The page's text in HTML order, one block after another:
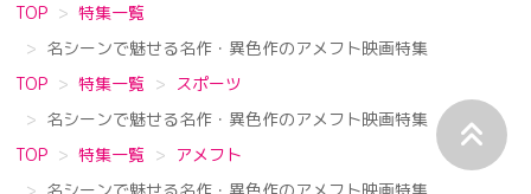
TOP
特集一覧
名シーンで魅せる名作・異色作のアメフト映画特集
TOP
特集一覧
スポーツ
名シーンで魅せる名作・異色作のアメフト映画特集
TOP
特集一覧
アメフト